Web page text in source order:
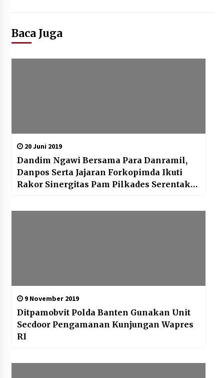
Baca Juga
20 Juni 2019
Dandim Ngawi Bersama Para Danramil,
Danpos Serta Jajaran Forkopimda Ikuti
Rakor Sinergitas Pam Pilkades Serentak
9 November 2019
Ditpamobvit Polda Banten Gunakan Unit
Secdoor Pengamanan Kunjungan Wapres
RI